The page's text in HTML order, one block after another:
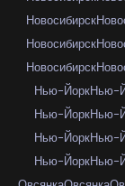
Новосибирск
Новосибирск
Новосибирск
Нью-ЙоркНью-
Нью-ЙоркНью-
Нью-ЙоркНью-
Нью-ЙоркНью-